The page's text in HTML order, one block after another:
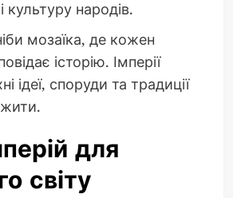
культуру народів.
мозаїка, де кожен
історію. Імперії
ідеї, споруди та традиції
для
світу